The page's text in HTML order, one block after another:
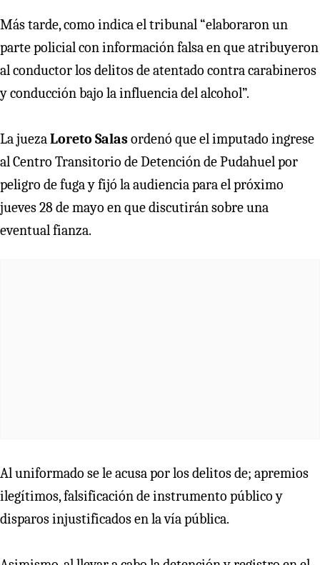
Más tarde, como indica el tribunal “elaboraron un
parte policial con información falsa en que atribuyeron
al conductor los delitos de atentado contra carabineros
y conducción bajo la influencia del alcohol”.
La juezaLoreto Salasordenó que el imputado ingrese
al Centro Transitorio de Detención de Pudahuel por
peligro de fuga y fijó la audiencia para el próximo
jueves 28 de mayo en que discutirán sobre una
eventual fianza.
Al uniformado se le acusa por los delitos de; apremios
ilegítimos, falsificación de instrumento público y
disparos injustificados en la vía pública.